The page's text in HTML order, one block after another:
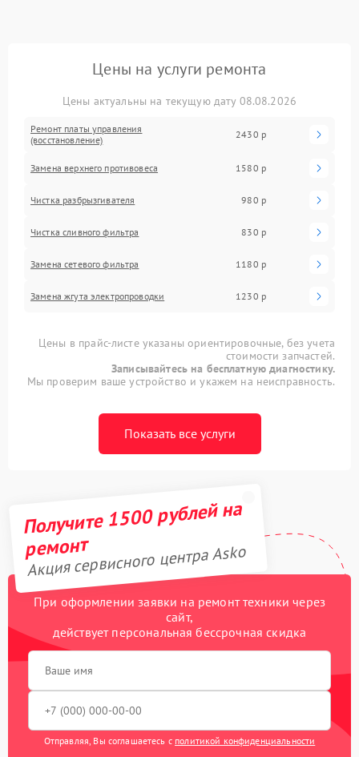
Цены на услуги ремонта
Цены актуальны на текущую дату 08.08.2026
Ремонт платы управления
(восстановление)
2430 р
Замена верхнего противовеса 1580 р
Чистка разбрызгивателя 980 р
Чистка сливного фильтра 830 р
Замена сетевого фильтра 1180 р
Замена жгута электропроводки 1230 р
Цены в прайс-листе указаны ориентировочные, без учета
стоимости запчастей.
Записывайтесь на бесплатную диагностику.
Мы проверим ваше устройство и укажем на неисправность.
Показать все услуги
Получите 1500 рублей на
ремонт
Акция сервисного центра Asko
При оформлении заявки на ремонт техники через
сайт,
действует персональная бессрочная скидка
Отправляя, Вы соглашаетесь с политикой конфиденциальности